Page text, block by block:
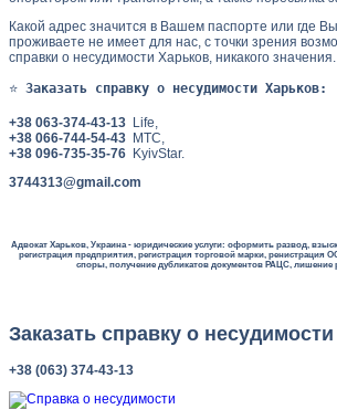
Какой адрес значится в Вашем паспорте или где
проживаете не имеет для нас, с точки зрения
справки о несудимости Харьков, никакого значения.
⭐ Заказать справку о несудимости Харьков:
+38 063-374-43-13 Life,
+38 066-744-54-43 MTC,
+38 096-735-35-76 KyivStar.
3744313@gmail.com
Адвокат Харьков, Украина - юридические услуги: оформить развод,
регистрация предприятия, регистрация торговой марки, ренистрация
споры, получение дубликатов документов РАЦС, лишение
Заказать справку о несудимости
+38 (063) 374-43-13